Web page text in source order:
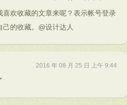
喜欢收藏的文章来呢？表示帐号登录
己的收藏。@设计达人
2016 年 08 月 25 日 上午 9:44